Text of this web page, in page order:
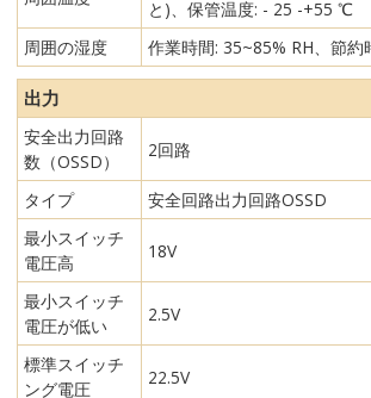
と)、保管温度: - 25 -+55 ℃
周囲の湿度
作業時間: 35~85% RH、節約
出力
安全出力回路
数（OSSD）
2回路
タイプ
安全回路出力回路OSSD
最小スイッチ
電圧高
18V
最小スイッチ
電圧が低い
2.5V
標準スイッチ
ング電圧
22.5V